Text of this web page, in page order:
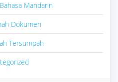
Mandarin
Dokumen
Tersumpah